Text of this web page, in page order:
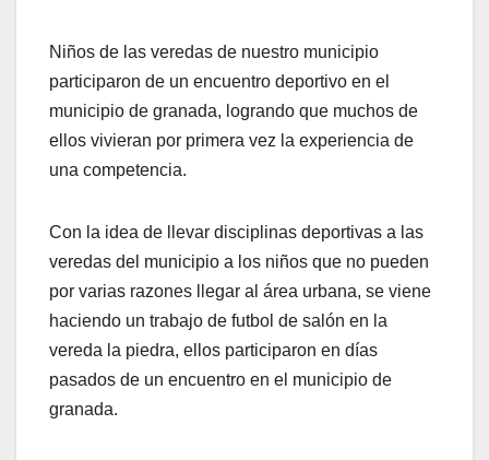
Niños de las veredas de nuestro municipio
participaron de un encuentro deportivo en el
municipio de granada, logrando que muchos de
ellos vivieran por primera vez la experiencia de
una competencia.
Con la idea de llevar disciplinas deportivas a las
veredas del municipio a los niños que no pueden
por varias razones llegar al área urbana, se viene
haciendo un trabajo de futbol de salón en la
vereda la piedra, ellos participaron en días
pasados de un encuentro en el municipio de
granada.